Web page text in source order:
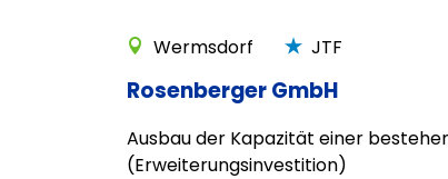
Wermsdorf JTF
Rosenberger GmbH
Ausbau der Kapazität einer
(Erweiterungsinvestition)